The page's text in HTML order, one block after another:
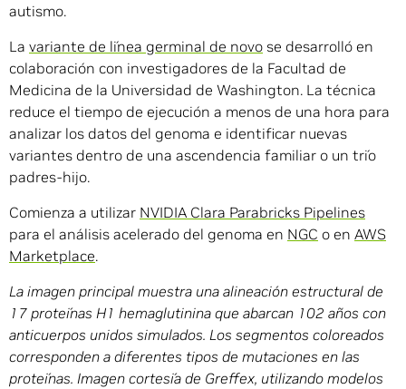
autismo.
La variante de línea germinal de novo se desarrolló en
colaboración con investigadores de la Facultad de
Medicina de la Universidad de Washington. La técnica
reduce el tiempo de ejecución a menos de una hora para
analizar los datos del genoma e identificar nuevas
variantes dentro de una ascendencia familiar o un trío
padres-hijo.
Comienza a utilizar NVIDIA Clara Parabricks Pipelines
para el análisis acelerado del genoma en NGC o en AWS
Marketplace.
La imagen principal muestra una alineación estructural de
17 proteínas H1 hemaglutinina que abarcan 102 años con
anticuerpos unidos simulados. Los segmentos coloreados
corresponden a diferentes tipos de mutaciones en las
proteínas. Imagen cortesía de Greffex, utilizando modelos